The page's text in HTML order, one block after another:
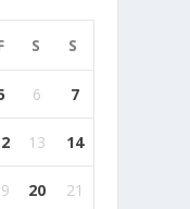
S S
6 7
13 14
20 21